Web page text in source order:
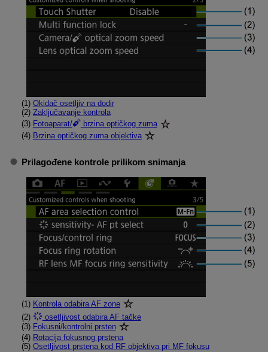
(1) Okidač osetljiv na dodir
(2) Zaključavanje kontrola
(3) Fotoaparat/
brzina optičkog zuma
(4) Brzina optičkog zuma objektiva
Prilagođene kontrole prilikom snimanja
(1) Kontrola odabira AF zone
(2)
osetljivost odabira AF tačke
(3) Fokusni/kontrolni prsten
(4) Rotacija fokusnog prstena
(5) Osetljivost prstena kod RF objektiva pri MF fokusu